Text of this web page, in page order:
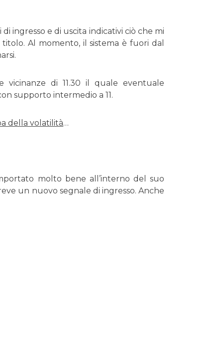
ingresso e di uscita indicativi ciò che mi
Al momento, il sistema è fuori dal
vicinanze di 11.30 il quale eventuale
supporto intermedio a 11.
della volatilità…
molto bene all’interno del suo
un nuovo segnale di ingresso. Anche